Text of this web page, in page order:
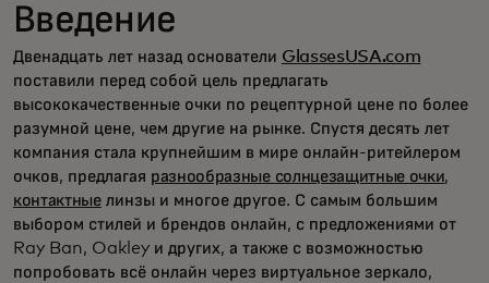
Введение
Двенадцать лет назад основатели GlassesUSA.com
поставили перед собой цель предлагать
высококачественные очки по рецептурной цене по более
разумной цене, чем другие на рынке. Спустя десять лет
компания стала крупнейшим в мире онлайн-ритейлером
очков, предлагая разнообразные солнцезащитные очки,
контактныелинзы и многое другое. С самым большим
выбором стилей и брендов онлайн, с предложениями от
Ray Ban, Oakley и других, а также с возможностью
попробовать всё онлайн через виртуальное зеркало,